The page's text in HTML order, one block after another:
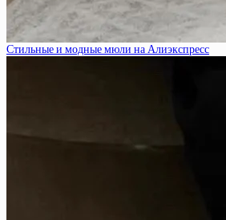
Стильные и модные мюли на Алиэкспресс